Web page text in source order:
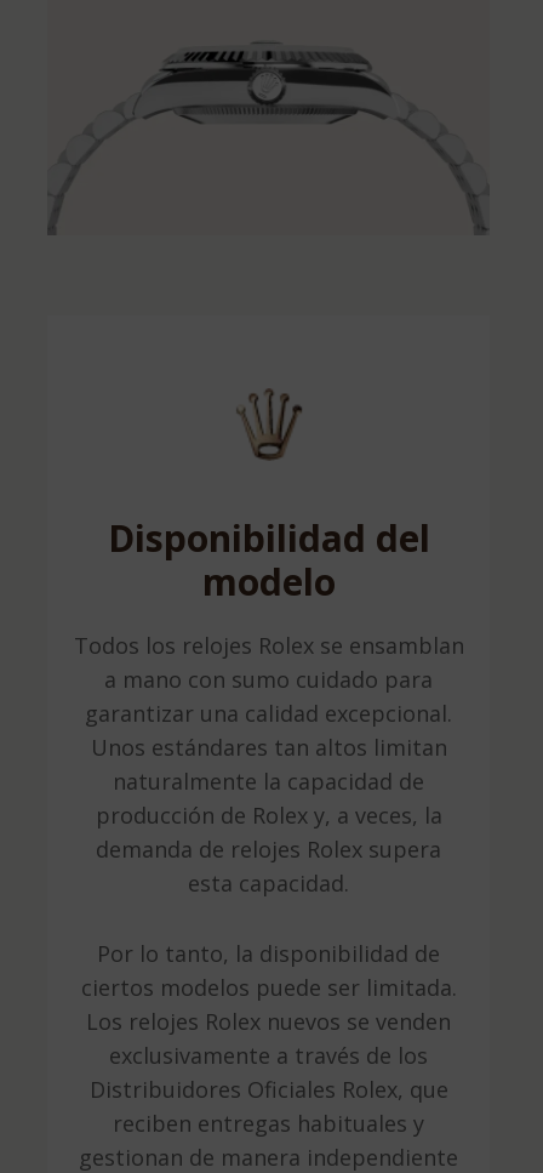
Disponibilidad del
modelo
Todos los relojes Rolex se ensamblan
a mano con sumo cuidado para
garantizar una calidad excepcional.
Unos estándares tan altos limitan
naturalmente la capacidad de
producción de Rolex y, a veces, la
demanda de relojes Rolex supera
esta capacidad.
Por lo tanto, la disponibilidad de
ciertos modelos puede ser limitada.
Los relojes Rolex nuevos se venden
exclusivamente a través de los
Distribuidores Oficiales Rolex, que
reciben entregas habituales y
gestionan de manera independiente